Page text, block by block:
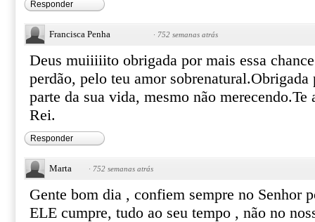
Responder
Francisca Penha · 752 semanas atrás
Deus muiiiiito obrigada por mais essa
perdão, pelo teu amor
parte da sua vida, mesmo não merecendo.Te
Rei.
Responder
Marta · 752 semanas atrás
Gente bom dia , confiem sempre no Senhor
ELE cumpre, tudo ao seu tempo , não no